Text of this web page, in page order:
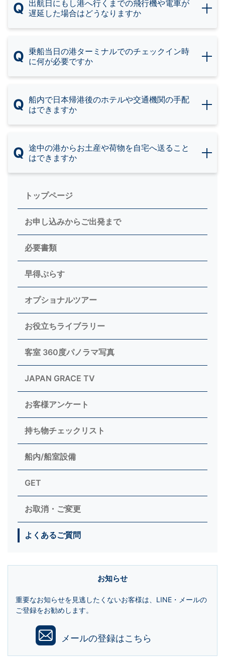
トップページ
お申し込みからご出発まで
必要書類
早得ぷらす
オプショナルツアー
お役立ちライブラリー
客室 360度パノラマ写真
JAPAN GRACE TV
お客様アンケート
持ち物チェックリスト
船内/船室設備
GET
お取消・ご変更
よくあるご質問
お知らせ
重要なお知らせを見逃したくないお客様は、LINE・メールの
ご登録をお勧めします。
メールの登録はこちら
Q 出航日にもし港へ行くまでの飛行機や電車が
遅延した場合はどうなりますか
Q 乗船当日の港ターミナルでのチェックイン時
に何が必要ですか
Q 船内で日本帰港後のホテルや交通機関の手配
はできますか
Q 途中の港からお土産や荷物を自宅へ送ること
はできますか